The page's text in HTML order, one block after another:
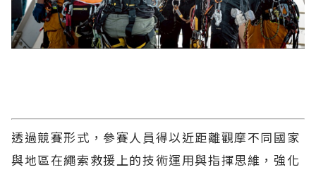
透過競賽形式，參賽人員得以近距離觀摩不同國家
與地區在繩索救援上的技術運用與指揮思維，強化